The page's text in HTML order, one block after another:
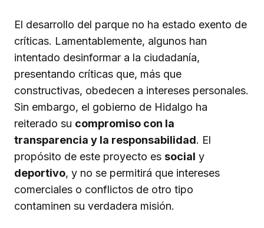
El desarrollo del parque no ha estado exento de
críticas. Lamentablemente, algunos han
intentado desinformar a la ciudadanía,
presentando críticas que, más que
constructivas, obedecen a intereses personales.
Sin embargo, el gobierno de Hidalgo ha
reiterado su compromiso con la
transparencia y la responsabilidad. El
propósito de este proyecto es social y
deportivo, y no se permitirá que intereses
comerciales o conflictos de otro tipo
contaminen su verdadera misión.